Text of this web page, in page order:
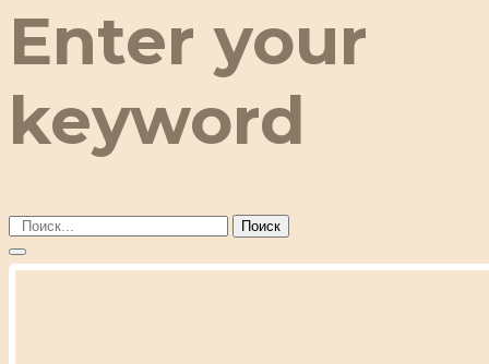
Enter your
keyword
Поиск